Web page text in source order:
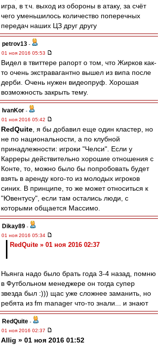
игра, в т.ч. выход из обороны в атаку, за счёт
чего уменьшилось количество поперечных
передач наших ЦЗ друг другу
petrov13 -
01 ноя 2016 05:53
Видел в твиттере рапорт о том, что Жирков как-
то очень экстравагантно вышел из випа после
дерби. Очень нужен видеопруф. Хорошая
возможность закрыть тему.
IvanKor -
01 ноя 2016 05:42
RedQuite , я бы добавил еще один кластер, но
не по национальности, а по клубной
принадлежности: игроки "Челси". Если у
Карреры действительно хорошие отношения с
Конте, то, можно было бы попробовать будет
взять в аренду кого-то из молодых игроков
синих. В принципе, то же может относиться к
"Ювентусу", если там остались люди, с
которыми общается Массимо.
Dikay89 -
01 ноя 2016 05:34
RedQuite » 01 ноя 2016 02:37
Ньянга надо было брать года 3-4 назад, помню
в Футбольном менеджере он тогда супер
звезда был :))) щас уже сложнее заманить, но
ребята из fm manager что-то знали... и знают
RedQuite -
01 ноя 2016 02:37
Allig » 01 ноя 2016 01:52